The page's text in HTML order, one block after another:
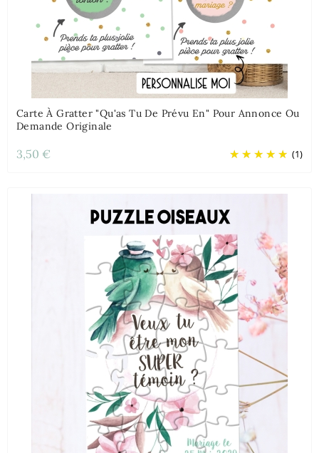
Carte À Gratter "Qu'as Tu De Prévu En" Pour Annonce Ou
Demande Originale
(1)
3,50 €